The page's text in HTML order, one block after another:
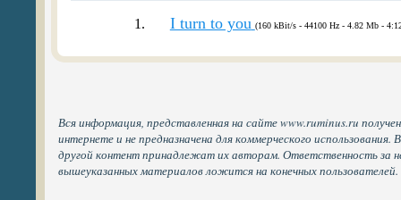
1. I turn to you (160 kBit/s - 44100 Hz - 4.82 Mb -
Вся информация, представленная на сайте www.ruminus.ru
интернете и не предназначена для коммерческого
другой контент принадлежат их авторам. Ответственность за
вышеуказанных материалов ложится на конечных пользователей.